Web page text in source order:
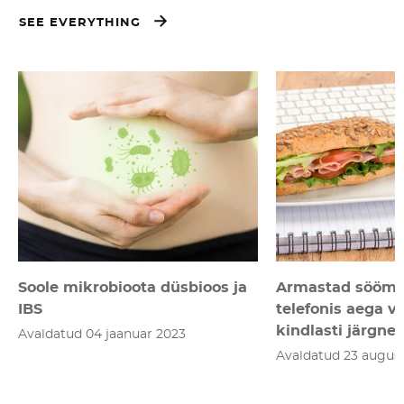
SEE EVERYTHING
Soole mikrobioota düsbioos ja
IBS
Avaldatud 04 jaanuar 2023
Armastad
telefonis aega
kindlasti
Avaldatud 23